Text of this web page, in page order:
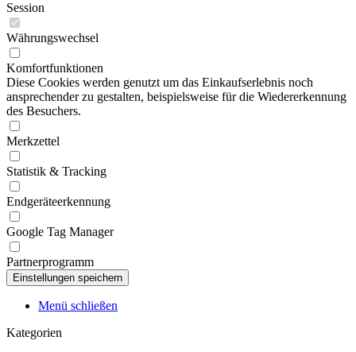
Session
Währungswechsel
Komfortfunktionen
Diese Cookies werden genutzt um das Einkaufserlebnis noch
ansprechender zu gestalten, beispielsweise für die Wiedererkennung
des Besuchers.
Merkzettel
Statistik & Tracking
Endgeräteerkennung
Google Tag Manager
Partnerprogramm
Menü schließen
Kategorien